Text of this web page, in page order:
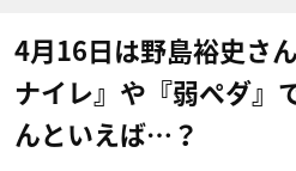
4月16日は野島裕史さ
ナイレ』や『弱ペダ』
んといえば…？